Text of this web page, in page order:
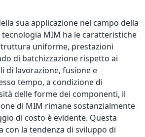
sua applicazione nel campo della
MIM ha le caratteristiche
uniforme, prestazioni
di batchizzazione rispetto ai
di lavorazione, fusione e
tempo, a condizione di
delle forme dei componenti, il
di MIM rimane sostanzialmente
di costo è evidente. Questa
con la tendenza di sviluppo di